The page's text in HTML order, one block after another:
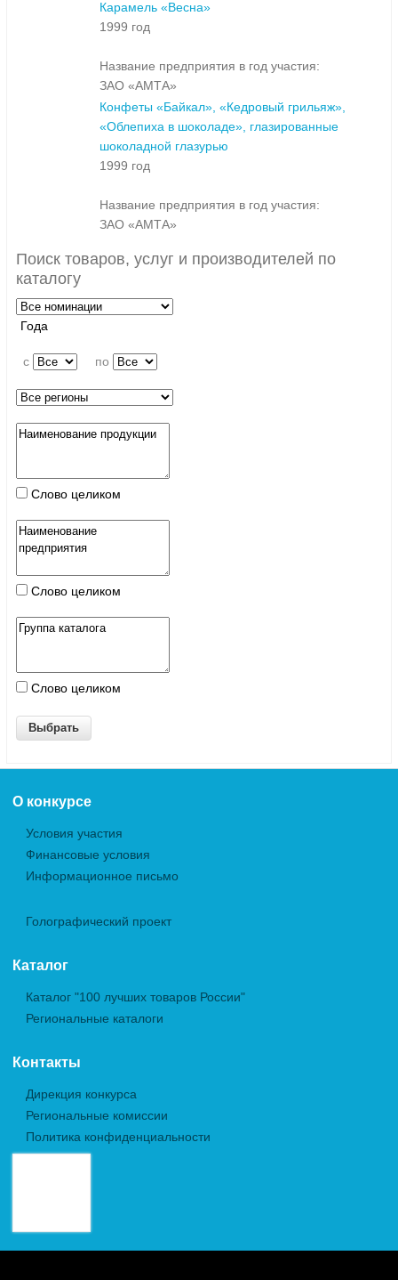
Карамель «Весна»
1999 год
Название предприятия в год участия:
ЗАО «АМТА»
Конфеты «Байкал», «Кедровый грильяж»,
«Облепиха в шоколаде», глазированные
шоколадной глазурью
1999 год
Название предприятия в год участия:
ЗАО «АМТА»
Поиск товаров, услуг и производителей по
каталогу
Года
c по
Слово целиком
Слово целиком
Слово целиком
О конкурсе
Условия участия
Финансовые условия
Информационное письмо
Голографический проект
Каталог
Каталог "100 лучших товаров России"
Региональные каталоги
Контакты
Дирекция конкурса
Региональные комиссии
Политика конфиденциальности